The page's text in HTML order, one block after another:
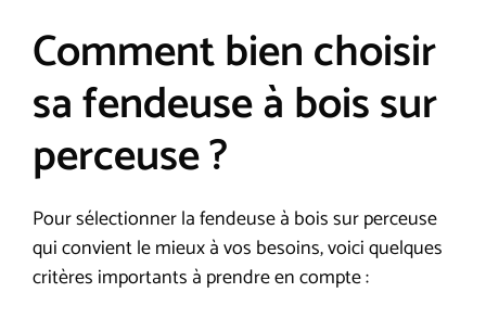
Comment bien choisir
sa fendeuse à bois sur
perceuse ?
Pour sélectionner la fendeuse à bois sur perceuse
qui convient le mieux à vos besoins, voici quelques
critères importants à prendre en compte :